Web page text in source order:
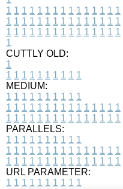
1 1 1 1 1 1 1 1 1 1 1 1 1 1 1
1 1 1 1 1 1 1 1 1 1 1 1 1 1 1
1 1 1 1 1 1 1 1 1 1 1 1 1 1 1
1
CUTTLY OLD:
1
1 1 1 1 1 1 1 1 1 1
MEDIUM:
1 1 1 1 1 1 1 1 1 1
1 1 1 1 1 1 1 1 1 1 1 1 1 1 1
1 1 1 1 1 1 1 1 1 1 1 1 1 1 1
PARALLELS:
1 1 1 1 1 1 1 1 1 1
1 1 1 1 1 1 1 1 1 1 1 1 1 1 1
1 1 1 1 1 1 1 1 1 1 1 1 1 1 1
URL PARAMETER:
1 1 1 1 1 1 1 1 1 1